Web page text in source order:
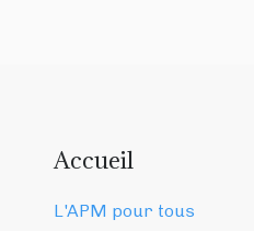
Accueil
L'APM pour tous